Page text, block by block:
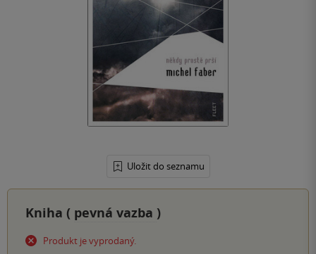
Uložit do seznamu
Kniha ( pevná vazba )
Produkt je vyprodaný.